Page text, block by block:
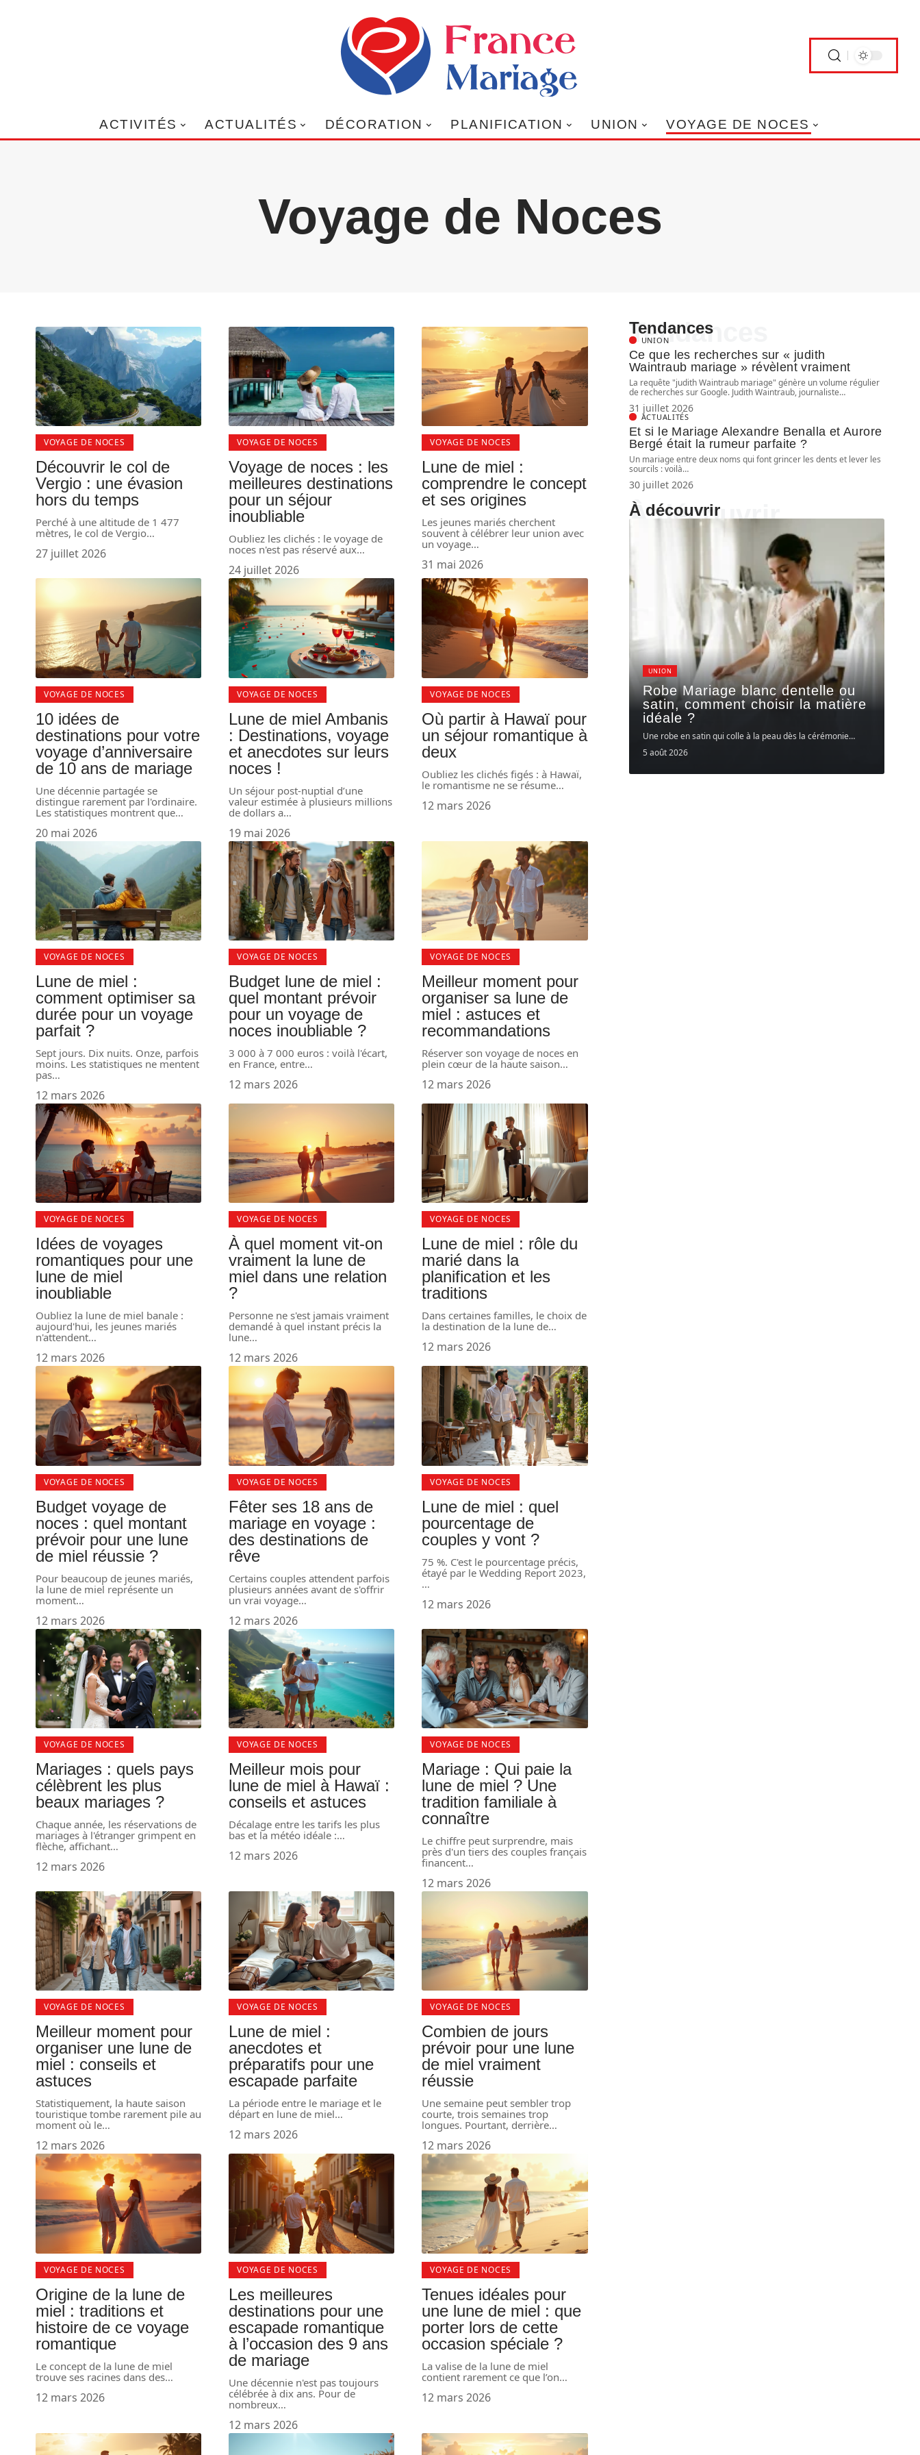
ACTIVITÉS ACTUALITÉS DÉCORATION PLANIFICATION UNION VOYAGE DE NOCES
Voyage de Noces
VOYAGE DE NOCES
Découvrir le col de
Vergio : une évasion
hors du temps
Perché à une altitude de 1 477
mètres, le col de Vergio…
27 juillet 2026
VOYAGE DE NOCES
Voyage de noces : les
meilleures destinations
pour un séjour
inoubliable
Oubliez les clichés : le voyage de
noces n'est pas réservé aux…
24 juillet 2026
VOYAGE DE NOCES
Lune de miel :
comprendre le concept
et ses origines
Les jeunes mariés cherchent
souvent à célébrer leur union avec
un voyage…
31 mai 2026
VOYAGE DE NOCES
10 idées de
destinations pour votre
voyage d’anniversaire
de 10 ans de mariage
Une décennie partagée se
distingue rarement par l'ordinaire.
Les statistiques montrent que…
20 mai 2026
VOYAGE DE NOCES
Lune de miel Ambanis
: Destinations, voyage
et anecdotes sur leurs
noces !
Un séjour post-nuptial d’une
valeur estimée à plusieurs millions
de dollars a…
19 mai 2026
VOYAGE DE NOCES
Où partir à Hawaï pour
un séjour romantique à
deux
Oubliez les clichés figés : à Hawaï,
le romantisme ne se résume…
12 mars 2026
VOYAGE DE NOCES
Lune de miel :
comment optimiser sa
durée pour un voyage
parfait ?
Sept jours. Dix nuits. Onze, parfois
moins. Les statistiques ne mentent
pas…
12 mars 2026
VOYAGE DE NOCES
Budget lune de miel :
quel montant prévoir
pour un voyage de
noces inoubliable ?
3 000 à 7 000 euros : voilà l'écart,
en France, entre…
12 mars 2026
VOYAGE DE NOCES
Meilleur moment pour
organiser sa lune de
miel : astuces et
recommandations
Réserver son voyage de noces en
plein cœur de la haute saison…
12 mars 2026
VOYAGE DE NOCES
Idées de voyages
romantiques pour une
lune de miel
inoubliable
Oubliez la lune de miel banale :
aujourd'hui, les jeunes mariés
n'attendent…
12 mars 2026
VOYAGE DE NOCES
À quel moment vit-on
vraiment la lune de
miel dans une relation
?
Personne ne s'est jamais vraiment
demandé à quel instant précis la
lune…
12 mars 2026
VOYAGE DE NOCES
Lune de miel : rôle du
marié dans la
planification et les
traditions
Dans certaines familles, le choix de
la destination de la lune de…
12 mars 2026
VOYAGE DE NOCES
Budget voyage de
noces : quel montant
prévoir pour une lune
de miel réussie ?
Pour beaucoup de jeunes mariés,
la lune de miel représente un
moment…
12 mars 2026
VOYAGE DE NOCES
Fêter ses 18 ans de
mariage en voyage :
des destinations de
rêve
Certains couples attendent parfois
plusieurs années avant de s'offrir
un vrai voyage…
12 mars 2026
VOYAGE DE NOCES
Lune de miel : quel
pourcentage de
couples y vont ?
75 %. C'est le pourcentage précis,
étayé par le Wedding Report 2023,
…
12 mars 2026
VOYAGE DE NOCES
Mariages : quels pays
célèbrent les plus
beaux mariages ?
Chaque année, les réservations de
mariages à l'étranger grimpent en
flèche, affichant…
12 mars 2026
VOYAGE DE NOCES
Meilleur mois pour
lune de miel à Hawaï :
conseils et astuces
Décalage entre les tarifs les plus
bas et la météo idéale :…
12 mars 2026
VOYAGE DE NOCES
Mariage : Qui paie la
lune de miel ? Une
tradition familiale à
connaître
Le chiffre peut surprendre, mais
près d'un tiers des couples français
financent…
12 mars 2026
VOYAGE DE NOCES
Meilleur moment pour
organiser une lune de
miel : conseils et
astuces
Statistiquement, la haute saison
touristique tombe rarement pile au
moment où le…
12 mars 2026
VOYAGE DE NOCES
Lune de miel :
anecdotes et
préparatifs pour une
escapade parfaite
La période entre le mariage et le
départ en lune de miel…
12 mars 2026
VOYAGE DE NOCES
Combien de jours
prévoir pour une lune
de miel vraiment
réussie
Une semaine peut sembler trop
courte, trois semaines trop
longues. Pourtant, derrière…
12 mars 2026
VOYAGE DE NOCES
Origine de la lune de
miel : traditions et
histoire de ce voyage
romantique
Le concept de la lune de miel
trouve ses racines dans des…
12 mars 2026
VOYAGE DE NOCES
Les meilleures
destinations pour une
escapade romantique
à l’occasion des 9 ans
de mariage
Une décennie n'est pas toujours
célébrée à dix ans. Pour de
nombreux…
12 mars 2026
VOYAGE DE NOCES
Tenues idéales pour
une lune de miel : que
porter lors de cette
occasion spéciale ?
La valise de la lune de miel
contient rarement ce que l’on…
12 mars 2026
Tendances
Tendances
UNION
Ce que les recherches sur « judith
Waintraub mariage » révèlent vraiment
La requête "judith Waintraub mariage" génère un volume régulier
de recherches sur Google. Judith Waintraub, journaliste…
31 juillet 2026
ACTUALITÉS
Et si le Mariage Alexandre Benalla et Aurore
Bergé était la rumeur parfaite ?
Un mariage entre deux noms qui font grincer les dents et lever les
sourcils : voilà…
30 juillet 2026
À découvrir
À découvrir
UNION
Robe Mariage blanc dentelle ou
satin, comment choisir la matière
idéale ?
Une robe en satin qui colle à la peau dès la cérémonie…
5 août 2026